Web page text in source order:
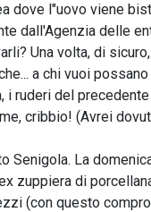
dove l"uovo viene
dall'Agenzia delle
Una volta, di
a chi vuoi
i ruderi del
cribbio! (Avrei
Senigola. La
zuppiera di
(con questo